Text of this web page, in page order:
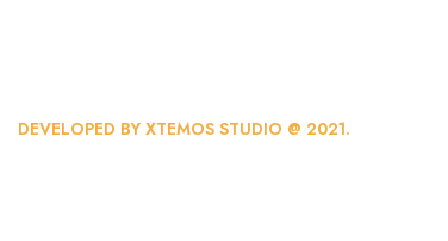
DEVELOPED BY XTEMOS STUDIO @ 2021.